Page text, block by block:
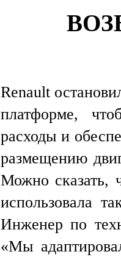
Renault
платформе,
расходы и
размещению
Можно сказать,
использовала
Инженер по
«Мы